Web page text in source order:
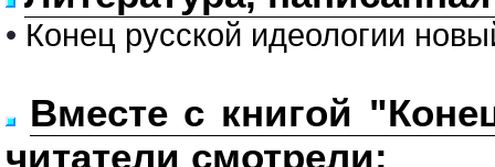
• Конец русской идеологии
Вместе с книгой
читатели смотрели: